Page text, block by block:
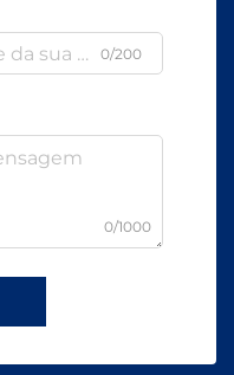
0/200
0/1000